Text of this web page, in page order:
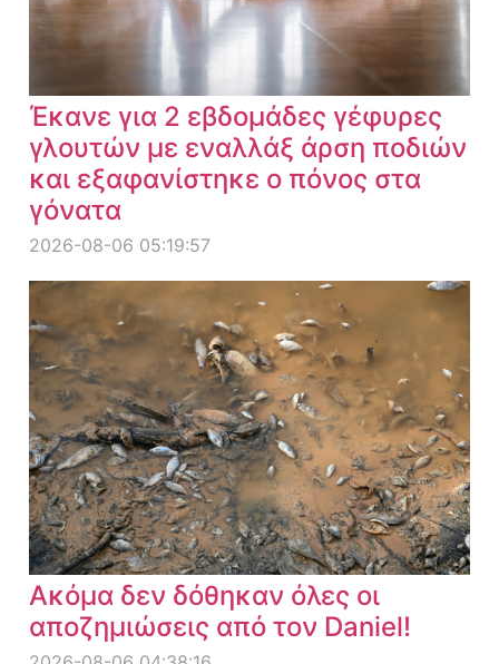
Έκανε για 2 εβδομάδες γέφυρες
γλουτών με εναλλάξ άρση ποδιών
και εξαφανίστηκε ο πόνος στα
γόνατα
2026-08-06 05:19:57
Ακόμα δεν δόθηκαν όλες οι
αποζημιώσεις από τον Daniel!